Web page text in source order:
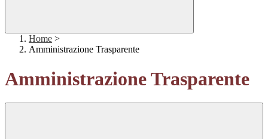
Home >
Amministrazione Trasparente
Amministrazione Trasparente